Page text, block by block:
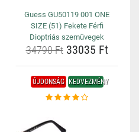
Guess GU50119 001 ONE
SIZE (51) Fekete Férfi
Dioptriás szemüvegek
34790 Ft33035 Ft
ÚJDONSÁG KEDVEZMÉNY